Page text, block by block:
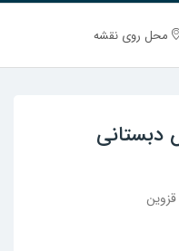
محل روی نقشه